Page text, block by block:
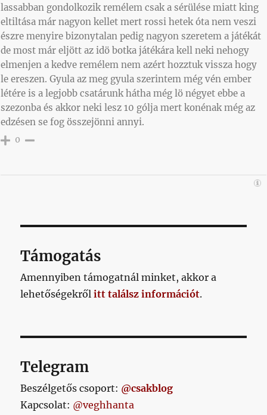
lassabban gondolkozik remélem csak a sérülése miatt king
eltiltása már nagyon kellet mert rossi hetek óta nem veszi
észre menyire bizonytalan pedig nagyon szeretem a játékát
de most már eljött az idö botka játékára kell neki nehogy
elmenjen a kedve remélem nem azért hozztuk vissza hogy
le ereszen. Gyula az meg gyula szerintem még vén ember
létére is a legjobb csatárunk hátha még lö négyet ebbe a
szezonba és akkor neki lesz 10 gólja mert konénak még az
edzésen se fog összejönni annyi.
0
Támogatás
Amennyiben támogatnál minket, akkor a
lehetőségekrőlitt találsz információt.
Telegram
Beszélgetős csoport: @csakblog
Kapcsolat: @veghhanta